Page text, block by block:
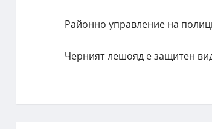
Районно управление на
Черният лешояд е защитен